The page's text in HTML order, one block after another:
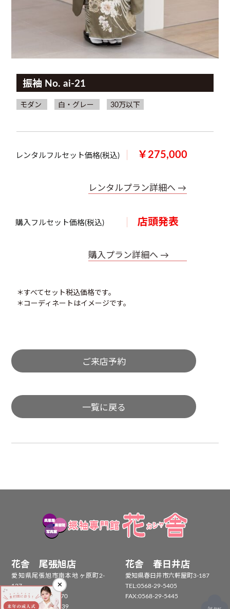
振袖 No. ai-21
モダン 白・グレー 30万以下
レンタルフルセット価格(税込) ￥275,000
レンタルプラン詳細へ →
購入フルセット価格(税込) 店頭発表
購入プラン詳細へ →
＊すべてセット税込価格です。
＊コーディネートはイメージです。
ご来店予約
一覧に戻る
花舎 尾張旭店
愛知県尾張旭市南本地ヶ原町2-
127
TEL： 0561-55-5170
FAX：0561-55-5239
花舎 春日井店
愛知県春日井市六軒屋町3-187
TEL:0568-29-5405
FAX:0568-29-5445
✕